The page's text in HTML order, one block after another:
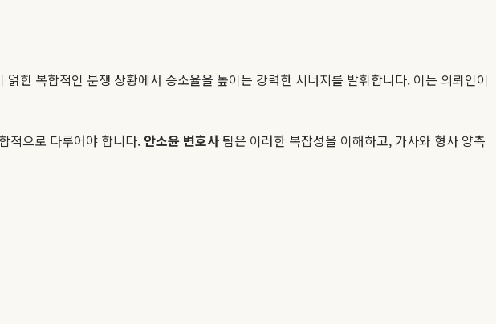
힌 복합적인 분쟁 상황에서 승소율을 높이는 강력한 시너지를 발휘합니다. 이는 의뢰인이
적으로 다루어야 합니다. 안소윤 변호사 팀은 이러한 복잡성을 이해하고, 가사와 형사 양측